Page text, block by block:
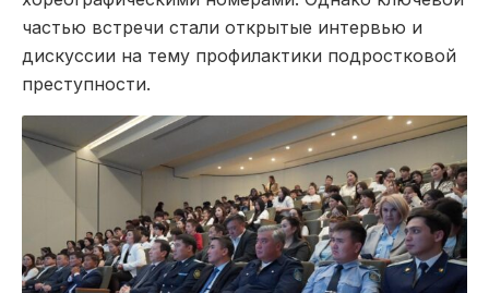
частью встречи стали открытые интервью и
дискуссии на тему профилактики подростковой
преступности.